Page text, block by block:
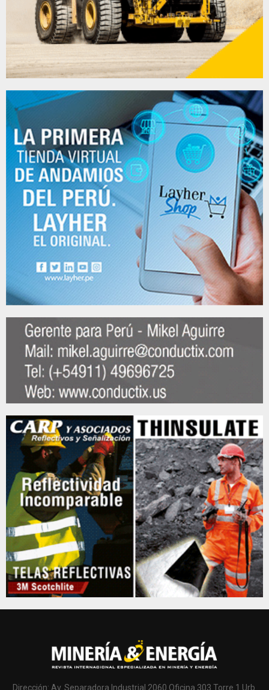
Dirección: Av. Separadora Industrial 2060 Oficina 303 Torre 1 Urb.